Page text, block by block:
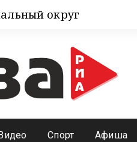
округ
Видео Спорт Афиша